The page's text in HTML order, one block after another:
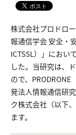
株式会社プロドロ
報通信学会 安全・
ICTSSL）」におい
した。当研究は、
ので、
発法人情報通信研
ク株式会社（以下
ます。